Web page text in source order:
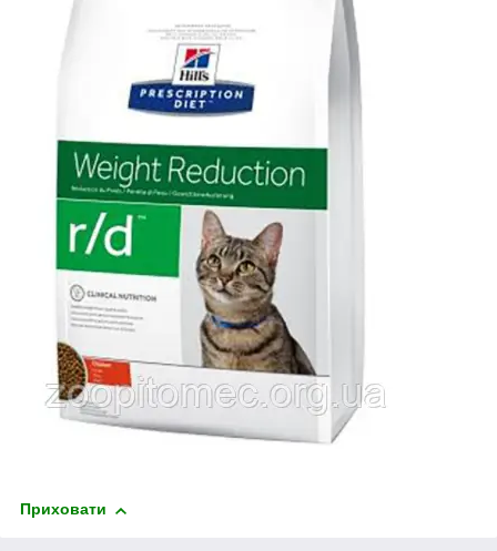
Приховати